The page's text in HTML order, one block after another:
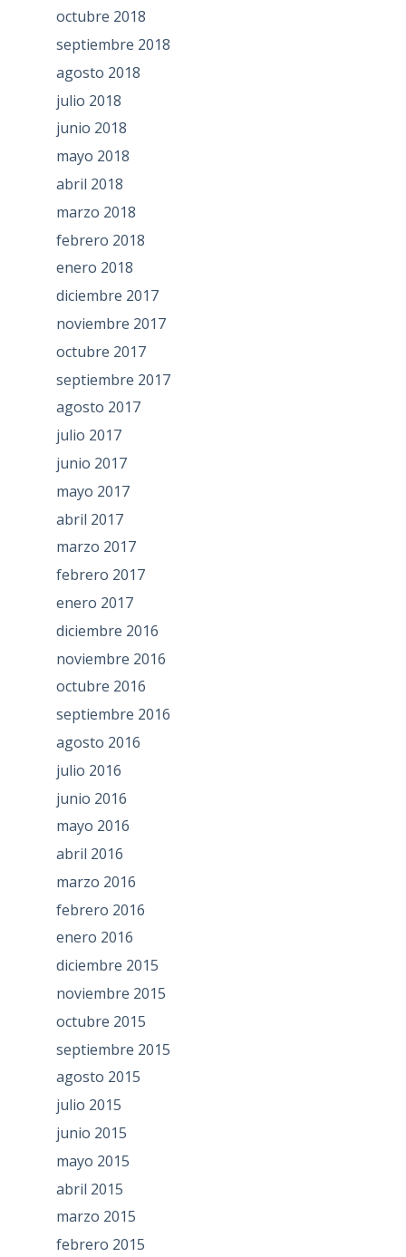
octubre 2018
septiembre 2018
agosto 2018
julio 2018
junio 2018
mayo 2018
abril 2018
marzo 2018
febrero 2018
enero 2018
diciembre 2017
noviembre 2017
octubre 2017
septiembre 2017
agosto 2017
julio 2017
junio 2017
mayo 2017
abril 2017
marzo 2017
febrero 2017
enero 2017
diciembre 2016
noviembre 2016
octubre 2016
septiembre 2016
agosto 2016
julio 2016
junio 2016
mayo 2016
abril 2016
marzo 2016
febrero 2016
enero 2016
diciembre 2015
noviembre 2015
octubre 2015
septiembre 2015
agosto 2015
julio 2015
junio 2015
mayo 2015
abril 2015
marzo 2015
febrero 2015